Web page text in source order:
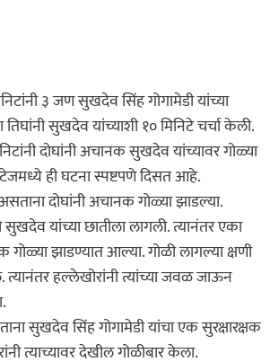
३ जण सुखदेव सिंह गोगामेडी यांच्या
तिघांनी सुखदेव यांच्याशी १० मिनिटे चर्चा केली.
दोघांनी अचानक सुखदेव यांच्यावर गोळ्या
ही घटना स्पष्टपणे दिसत आहे.
दोघांनी अचानक गोळ्या झाडल्या.
सुखदेव यांच्या छातीला लागली. त्यानंतर एका
झाडण्यात आल्या. गोळी लागल्या क्षणी
हल्लेखोरांनी त्यांच्या जवळ जाऊन
सुखदेव सिंह गोगामेडी यांचा एक सुरक्षारक्षक
त्याच्यावर देखील गोळीबार केला.